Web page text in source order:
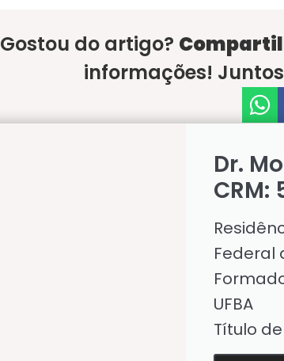
Gostou do artigo?
informações!
Dr.
CRM:
Federal
UFBA
Título